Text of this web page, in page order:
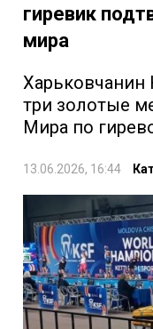
гиревик
мира
Харьковчанин
три золотые
Мира по
13.06.2026, 16:44